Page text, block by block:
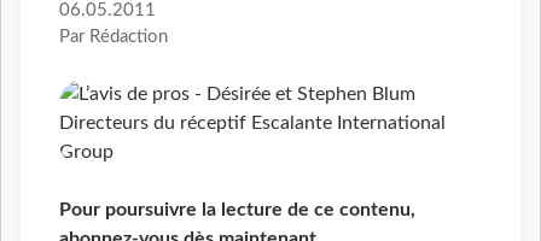
06.05.2011
Par Rédaction
Pour poursuivre la lecture de ce contenu,